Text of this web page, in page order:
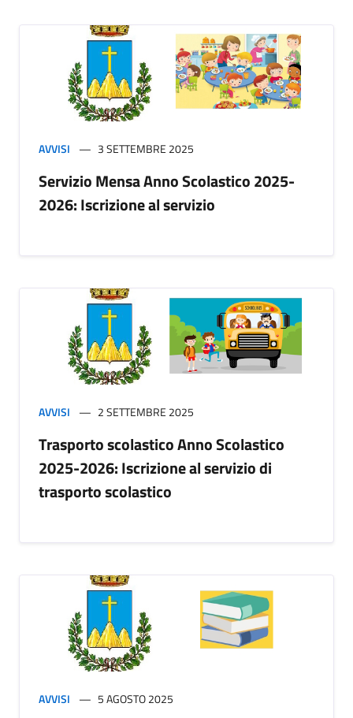
AVVISI 3 SETTEMBRE 2025
Servizio Mensa Anno Scolastico 2025-
2026: Iscrizione al servizio
AVVISI 2 SETTEMBRE 2025
Trasporto scolastico Anno Scolastico
2025-2026: Iscrizione al servizio di
trasporto scolastico
AVVISI 5 AGOSTO 2025